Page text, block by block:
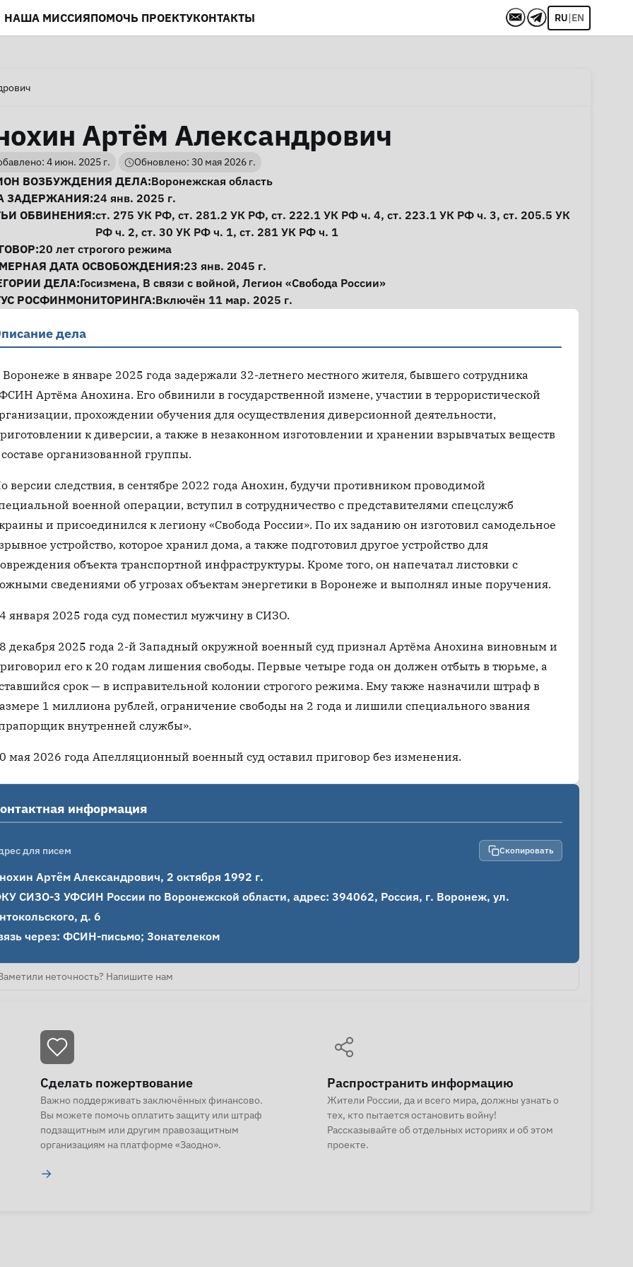
НАША МИССИЯПОМОЧЬ ПРОЕКТУКОНТАКТЫ RU|EN
Артём Александрович
4 июн. 2025 г. Обновлено: 30 мая 2026 г.
о деле
ВОЗБУЖДЕНИЯ ДЕЛА:Воронежская область
ЗАДЕРЖАНИЯ:24 янв. 2025 г.
ОБВИНЕНИЯ:ст. 275 УК РФ, ст. 281.2 УК РФ, ст. 222.1 УК РФ ч. 4, ст. 223.1 УК РФ ч. 3, ст. 205.5 УК
РФ ч. 2, ст. 30 УК РФ ч. 1, ст. 281 УК РФ ч. 1
20 лет строгого режима
ДАТА ОСВОБОЖДЕНИЯ:23 янв. 2045 г.
ДЕЛА:Госизмена, В связи с войной, Легион «Свобода России»
РОСФИНМОНИТОРИНГА:Включён 11 мар. 2025 г.
дела
в январе 2025 года задержали 32-летнего местного жителя, бывшего сотрудника
Артёма Анохина. Его обвинили в государственной измене, участии в террористической
прохождении обучения для осуществления диверсионной деятельности,
к диверсии, а также в незаконном изготовлении и хранении взрывчатых веществ
организованной группы.
версии следствия, в сентябре 2022 года Анохин, будучи противником проводимой
военной операции, вступил в сотрудничество с представителями спецслужб
и присоединился к легиону «Свобода России». По их заданию он изготовил самодельное
устройство, которое хранил дома, а также подготовил другое устройство для
объекта транспортной инфраструктуры. Кроме того, он напечатал листовки с
сведениями об угрозах объектам энергетики в Воронеже и выполнял иные поручения.
января 2025 года суд поместил мужчину в СИЗО.
декабря 2025 года 2-й Западный окружной военный суд признал Артёма Анохина виновным и
его к 20 годам лишения свободы. Первые четыре года он должен отбыть в тюрьме, а
срок — в исправительной колонии строгого режима. Ему также назначили штраф в
1 миллиона рублей, ограничение свободы на 2 года и лишили специального звания
внутренней службы».
мая 2026 года Апелляционный военный суд оставил приговор без изменения.
информация
для писем Скопировать
Артём Александрович, 2 октября 1992 г.
СИЗО-3 УФСИН России по Воронежской области, адрес: 394062, Россия, г. Воронеж, ул.
д. 6
через: ФСИН-письмо; Зонателеком
неточность? Напишите нам
Сделать пожертвование
Важно поддерживать заключённых финансово.
Вы можете помочь оплатить защиту или штраф
подзащитным или другим правозащитным
организациям на платформе «Заодно».
→
Распространить информацию
Жители России, да и всего мира, должны узнать о
тех, кто пытается остановить войну!
Рассказывайте об отдельных историях и об этом
проекте.